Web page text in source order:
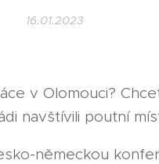
16.01.2023
v Olomouci?
navštívili poutní
německou